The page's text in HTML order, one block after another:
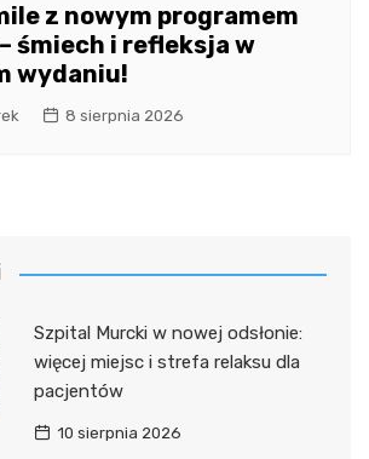
z nowym programem
– śmiech i refleksja w
wydaniu!
8 sierpnia 2026
Szpital Murcki w nowej odsłonie:
więcej miejsc i strefa relaksu dla
pacjentów
10 sierpnia 2026